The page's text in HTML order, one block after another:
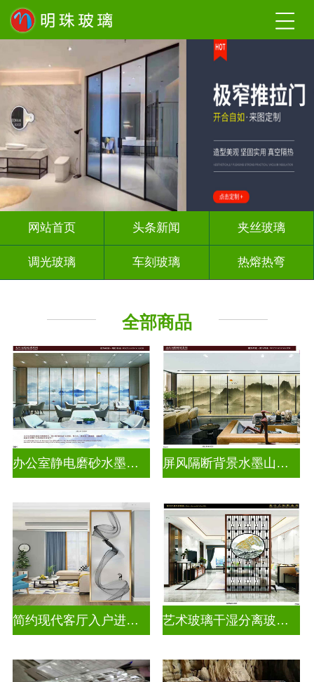
网站首页 头条新闻 夹丝玻璃
调光玻璃 车刻玻璃 热熔热弯
全部商品
办公室静电磨砂水墨山水画玻璃 屏风隔断背景水墨山水画玻璃
简约现代客厅入户进门遮挡玻璃背景墙 艺术玻璃干湿分离玻璃背景墙